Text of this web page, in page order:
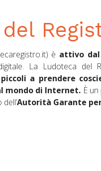
è attivo dal
La Ludoteca del
a prendere
mondo di Internet. È
Autorità Garante per